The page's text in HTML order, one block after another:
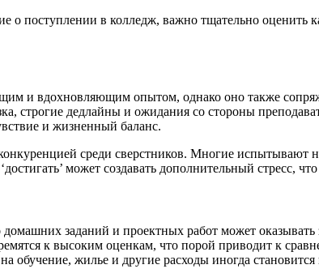
поступлении в колледж, важно тщательно оценить
и вдохновляющим опытом, однако оно также
строгие дедлайны и ожидания со стороны
и жизненный баланс.
среди сверстников. Многие
может создавать дополнительный стресс,
заданий и проектных работ может оказывать
к высоким оценкам, что порой приводит к
обучение, жилье и другие расходы иногда становится